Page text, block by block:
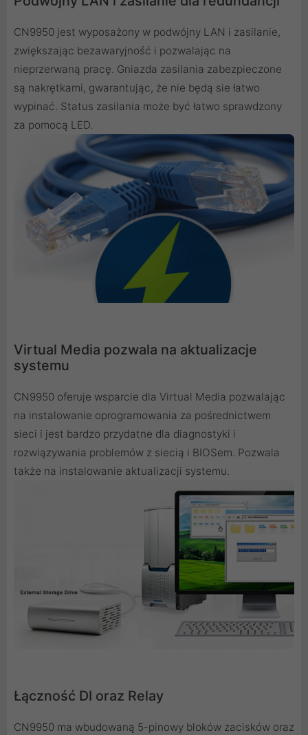
CN9950 jest wyposażony w podwójny LAN i zasilanie,
zwiększając bezawaryjność i pozwalając na
nieprzerwaną pracę. Gniazda zasilania zabezpieczone
są nakrętkami, gwarantując, że nie będą sie łatwo
wypinać. Status zasilania może być łatwo sprawdzony
za pomocą LED.
Virtual Media pozwala na aktualizacje
systemu
CN9950 oferuje wsparcie dla Virtual Media pozwalając
na instalowanie oprogramowania za pośrednictwem
sieci i jest bardzo przydatne dla diagnostyki i
rozwiązywania problemów z siecią i BIOSem. Pozwala
także na instalowanie aktualizacji systemu.
Łączność DI oraz Relay
CN9950 ma wbudowaną 5-pinowy bloków zacisków oraz